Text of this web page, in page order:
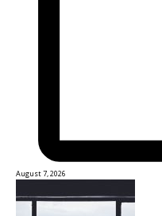
August 7, 2026